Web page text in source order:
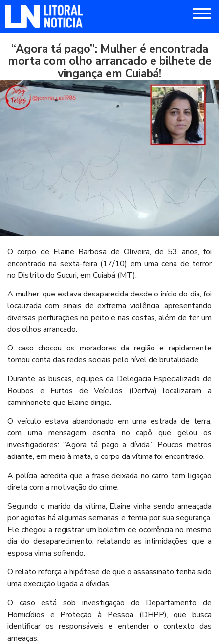
“Agora tá pago”: Mulher é encontrada
morta com olho arrancado e bilhete de
vingança em Cuiabá!
O corpo de Elaine Barbosa de Oliveira, de 53 anos, foi
encontrado na sexta-feira (17/10) em uma cena de terror
no Distrito do Sucuri, em Cuiabá (MT).
A mulher, que estava desaparecida desde o início do dia, foi
localizada com sinais de extrema violência, apresentando
diversas perfurações no peito e nas costas, além de ter um
dos olhos arrancado.
O caso chocou os moradores da região e rapidamente
tomou conta das redes sociais pelo nível de brutalidade.
Durante as buscas, equipes da Delegacia Especializada de
Roubos e Furtos de Veículos (Derfva) localizaram a
caminhonete que Elaine dirigia.
O veículo estava abandonado em uma estrada de terra,
com uma mensagem escrita no capô que gelou os
investigadores: “Agora tá pago a dívida.” Poucos metros
adiante, em meio à mata, o corpo da vítima foi encontrado.
A polícia acredita que a frase deixada no carro tem ligação
direta com a motivação do crime.
Segundo o marido da vítima, Elaine vinha sendo ameaçada
por agiotas há algumas semanas e temia por sua segurança.
Ele chegou a registrar um boletim de ocorrência no mesmo
dia do desaparecimento, relatando as intimidações que a
esposa vinha sofrendo.
O relato reforça a hipótese de que o assassinato tenha sido
uma execução ligada a dívidas.
O caso está sob investigação do Departamento de
Homicídios e Proteção à Pessoa (DHPP), que busca
identificar os responsáveis e entender o contexto das
ameaças.